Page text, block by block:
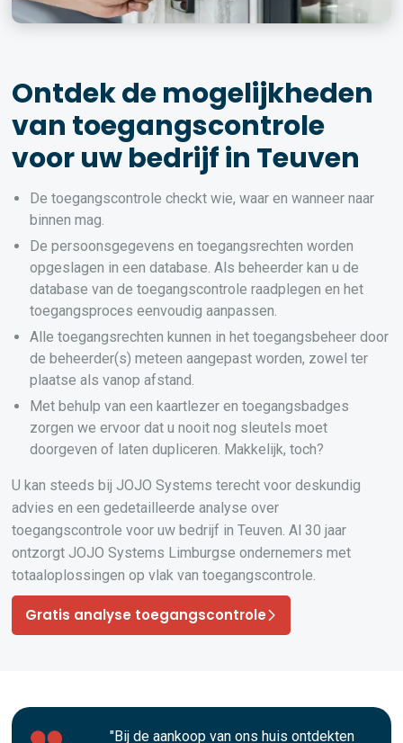
Ontdek de mogelijkheden
van toegangscontrole
voor uw bedrijf in Teuven
De toegangscontrole checkt wie, waar en wanneer naar
binnen mag.
De persoonsgegevens en toegangsrechten worden
opgeslagen in een database. Als beheerder kan u de
database van de toegangscontrole raadplegen en het
toegangsproces eenvoudig aanpassen.
Alle toegangsrechten kunnen in het toegangsbeheer door
de beheerder(s) meteen aangepast worden, zowel ter
plaatse als vanop afstand.
Met behulp van een kaartlezer en toegangsbadges
zorgen we ervoor dat u nooit nog sleutels moet
doorgeven of laten dupliceren. Makkelijk, toch?
U kan steeds bij JOJO Systems terecht voor deskundig
advies en een gedetailleerde analyse over
toegangscontrole voor uw bedrijf in Teuven. Al 30 jaar
ontzorgt JOJO Systems Limburgse ondernemers met
totaaloplossingen op vlak van toegangscontrole.
Gratis analyse toegangscontrole
"Bij de aankoop van ons huis ontdekten